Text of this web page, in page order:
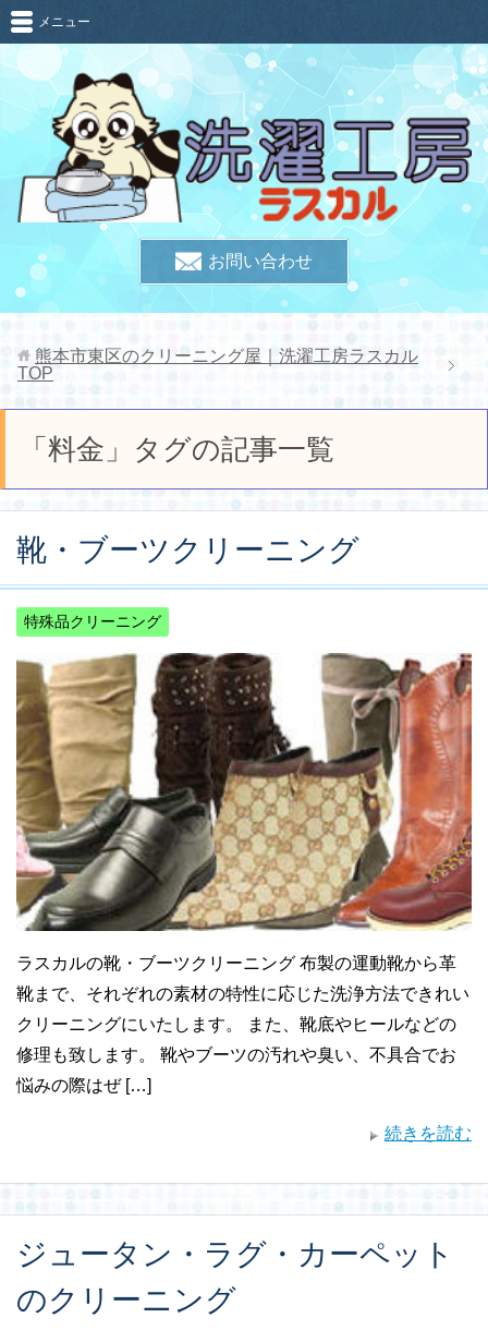
お問い合わせ
メニュー
熊本市東区のクリーニング屋｜洗濯工房ラスカル
TOP
「料金」タグの記事一覧
靴・ブーツクリーニング
特殊品クリーニング
ラスカルの靴・ブーツクリーニング 布製の運動靴から革
靴まで、それぞれの素材の特性に応じた洗浄方法できれい
クリーニングにいたします。 また、靴底やヒールなどの
修理も致します。 靴やブーツの汚れや臭い、不具合でお
悩みの際はぜ […]
続きを読む
ジュータン・ラグ・カーペット
のクリーニング